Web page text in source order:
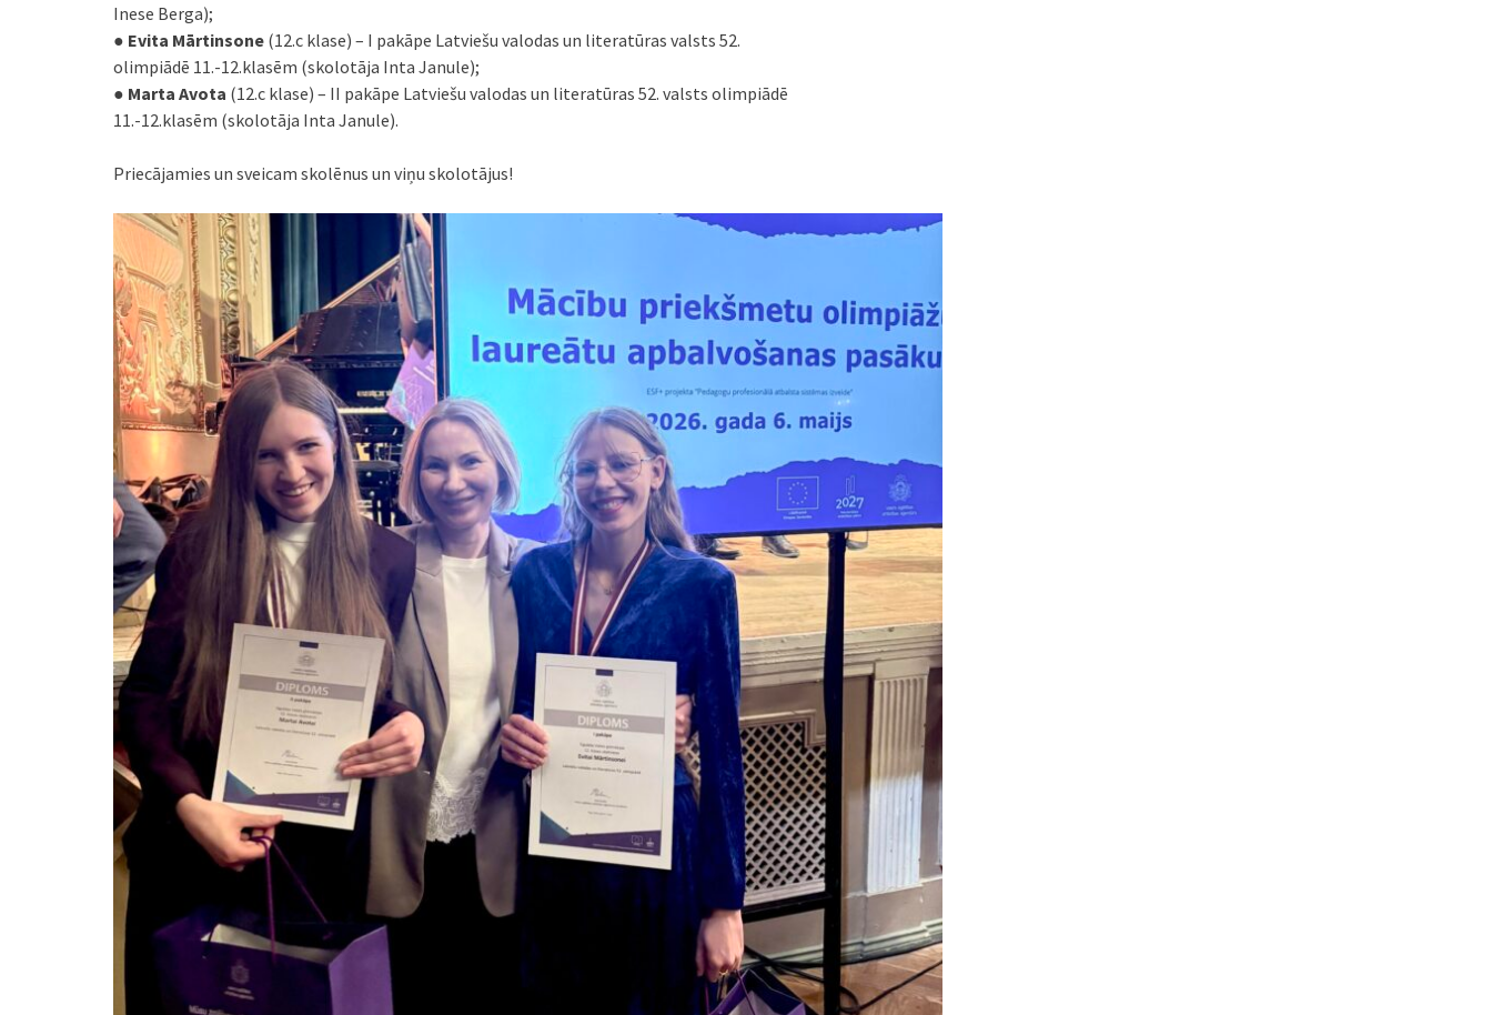
Inese Berga);
● Evita Mārtinsone (12.c klase) – I pakāpe Latviešu valodas un literatūras valsts 52.
olimpiādē 11.-12.klasēm (skolotāja Inta Janule);
● Marta Avota (12.c klase) – II pakāpe Latviešu valodas un literatūras 52. valsts olimpiādē
11.-12.klasēm (skolotāja Inta Janule).
Priecājamies un sveicam skolēnus un viņu skolotājus!